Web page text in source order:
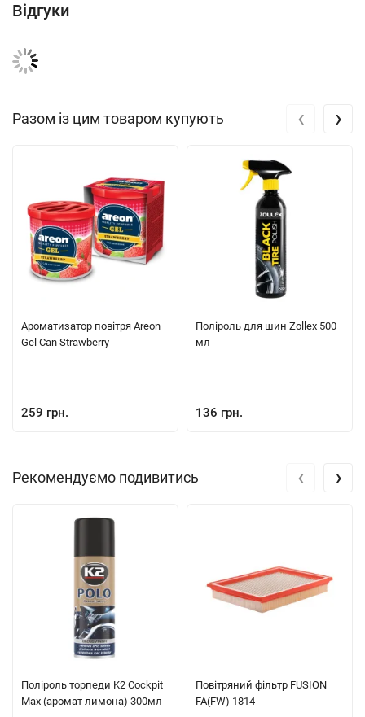
Відгуки
Разом із цим товаром купують
Ароматизатор повітря Areon
Gel Can Strawberry
259 грн.
Поліроль для шин Zollex 500
мл
136 грн.
‹ ›
Рекомендуємо подивитись
Поліроль торпеди K2 Cockpit
Max (аромат лимона) 300мл
Повітряний фільтр FUSION
FA(FW) 1814
‹ ›